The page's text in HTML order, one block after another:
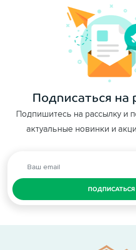
Подписаться на
Подпишитесь на рассылку и
актуальные новинки и
ПОДПИСАТЬСЯ